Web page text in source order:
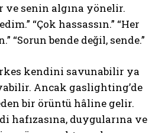
ve senin algına yönelir.
“Çok hassassın.” “Her
“Sorun bende değil, sende.”
kendini savunabilir ya
Ancak gaslighting’de
bir örüntü hâline gelir.
hafızasına, duygularına ve